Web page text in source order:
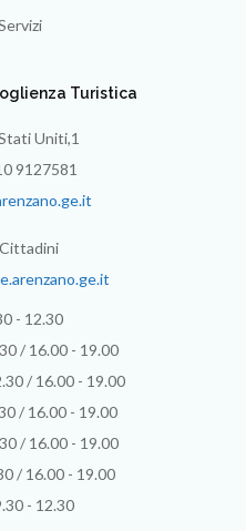
Turistica
Uniti,1
9127581
- 12.30
/ 16.00 - 19.00
/ 16.00 - 19.00
/ 16.00 - 19.00
/ 16.00 - 19.00
/ 16.00 - 19.00
- 12.30